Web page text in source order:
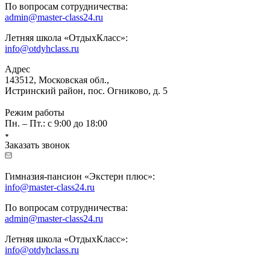
По вопросам сотрудничества:
admin@master-class24.ru
Летняя школа «ОтдыхКласс»:
info@otdyhclass.ru
Адрес
143512, Московская обл.,
Истринский район, пос. Огниково, д. 5
Режим работы
Пн. – Пт.: с 9:00 до 18:00
Заказать звонок
Гимназия-пансион «Экстерн плюс»:
info@master-class24.ru
По вопросам сотрудничества:
admin@master-class24.ru
Летняя школа «ОтдыхКласс»:
info@otdyhclass.ru